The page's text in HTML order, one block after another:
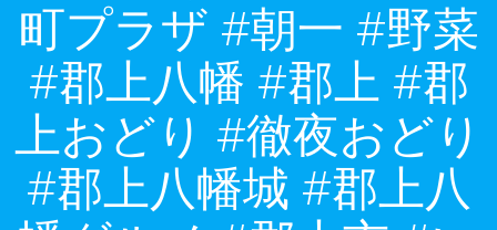
町プラザ #朝一 #野菜
#郡上八幡 #郡上 #郡
上おどり #徹夜おどり
#郡上八幡城 #郡上八